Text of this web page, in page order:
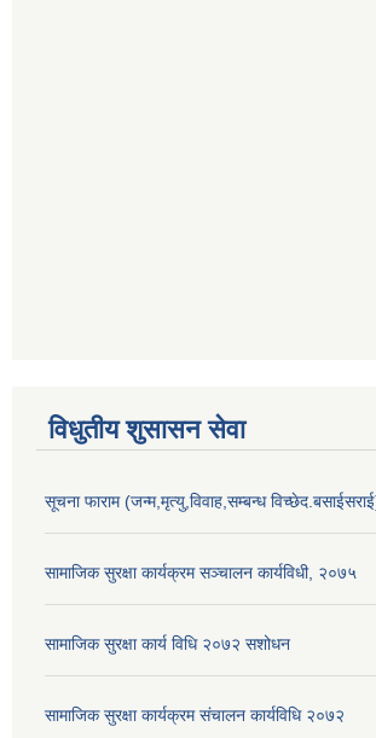
विधुतीय शुसासन सेवा
सूचना फाराम (जन्म,मृत्यु,विवाह,सम्बन्ध
सामाजिक सुरक्षा कार्यक्रम सञ्चालन कार्यविधी, २०७५
सामाजिक सुरक्षा कार्य विधि २०७२ स‌शोधन
सामाजिक सुरक्षा कार्यक्रम संचालन कार्यविधि २०७२